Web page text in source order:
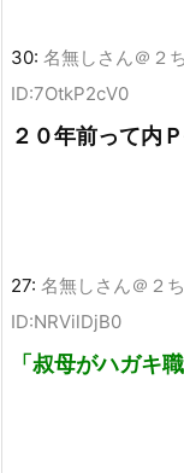
30: 名無しさん＠２
ID:7OtkP2cV0
２０年前って内
27: 名無しさん＠２
ID:NRVilDjB0
「叔母がハガキ